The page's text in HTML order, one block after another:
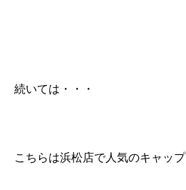
続いては・・・
こちらは浜松店で人気のキャップ